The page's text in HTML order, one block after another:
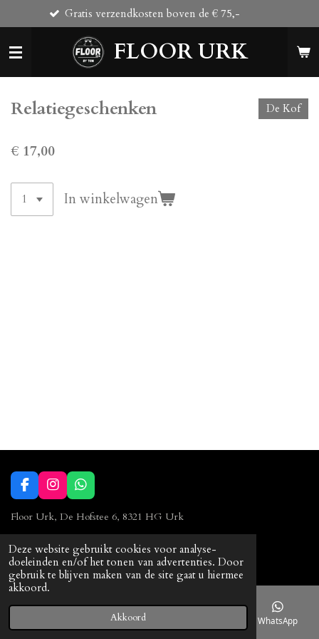
Deze website gebruikt cookies voor analyse-
doeleinden en/of het tonen van advertenties. Door
gebruik te blijven maken van de site gaat u hiermee
akkoord.
Akkoord
direct
naar
de
hoofdinhoud
FLOOR URK
Gratis verzendkosten boven de € 75,-
Relatiegeschenken De Kof
€ 17,00
In winkelwagen
F
a
c
o
o
k
I
n
s
g
r
a
W
h
a
A
p
p
Floor Urk, De Hofstee 6, 8321 HG Urk
0527 23 90 86
© 2023 Floor Urk
Telefoonnummer WhatsApp